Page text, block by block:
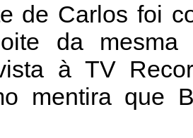
de Carlos foi
da mesma
à TV
mentira que